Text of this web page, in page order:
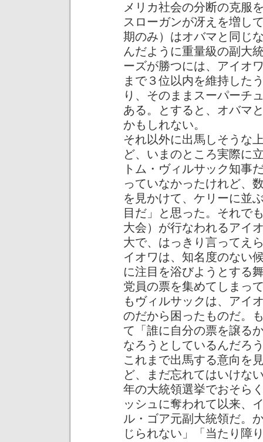
メリカ社会の分断の克服
スローガンが冴えを増し
期のみ）はオバマと同じ
んだように重量級の副大
ーズが勝つには、アイオ
まで３位以内を維持した
り、そのままスーパーチ
ある。とすると、オバマ
かもしれない。
それ以外に出馬しそうな
ど、いまのところ実際に
トム・ヴィルサック知事
っていなかったけれど、
を見かけて、ケリーに並
目だ」と思った。それで
大会）が行なわれるアイ
大で、はっきり言ってえ
イオワは、知名度のない
に注目を浴びようとする
党員の票を集めてしまっ
もヴィルサックは、アイ
のだから困ったものだ。
て「誰に自分の票を譲る
なろうとしているんだろ
これまで出馬する意向を
ど、まだ忘れてはいけな
年の大統領選挙でおそら
ッシュに奪われて以来、
ル・ゴア元副大統領だ。
じられない」「当たり障